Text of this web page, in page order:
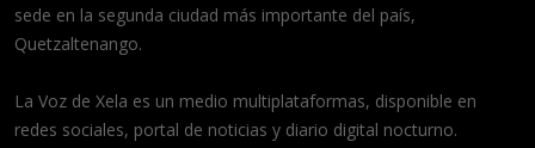
sede en la segunda ciudad más importante del país,
Quetzaltenango.
La Voz de Xela es un medio multiplataformas, disponible en
redes sociales, portal de noticias y diario digital nocturno.